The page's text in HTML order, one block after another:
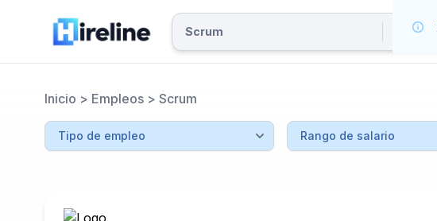
Inicio > Empleos > Scrum